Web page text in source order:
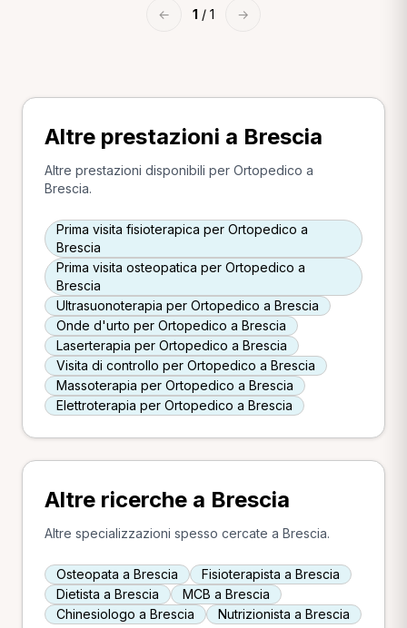
← 1 / 1 →
Altre prestazioni a Brescia
Altre prestazioni disponibili per Ortopedico a
Brescia.
Prima visita fisioterapica per Ortopedico a
Brescia
Prima visita osteopatica per Ortopedico a
Brescia
Ultrasuonoterapia per Ortopedico a Brescia
Onde d'urto per Ortopedico a Brescia
Laserterapia per Ortopedico a Brescia
Visita di controllo per Ortopedico a Brescia
Massoterapia per Ortopedico a Brescia
Elettroterapia per Ortopedico a Brescia
Altre ricerche a Brescia
Altre specializzazioni spesso cercate a Brescia.
Osteopata a Brescia
Fisioterapista a Brescia
Dietista a Brescia
MCB a Brescia
Chinesiologo a Brescia
Nutrizionista a Brescia